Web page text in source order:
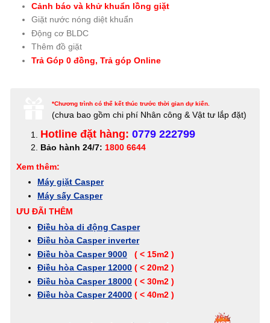
Cảnh báo và khử khuẩn lồng giặt
Giặt nước nóng diệt khuẩn
Động cơ BLDC
Thêm đồ giặt
Trả Góp 0 đồng, Trả góp Online
*Chương trình có thể kết thúc trước thời gian dự kiến.
(chưa bao gồm chi phí Nhân công & Vật tư lắp đặt)
Hotline đặt hàng: 0779 222799
Bảo hành 24/7: 1800 6644
Xem thêm:
Máy giặt Casper
Máy sấy Casper
ƯU ĐÃI THÊM
Điều hòa di động Casper
Điều hòa Casper inverter
Điều hòa Casper 9000
( < 15m2 )
Điều hòa Casper 12000 ( < 20m2 )
Điều hòa Casper 18000 ( < 30m2 )
Điều hòa Casper 24000 ( < 40m2 )